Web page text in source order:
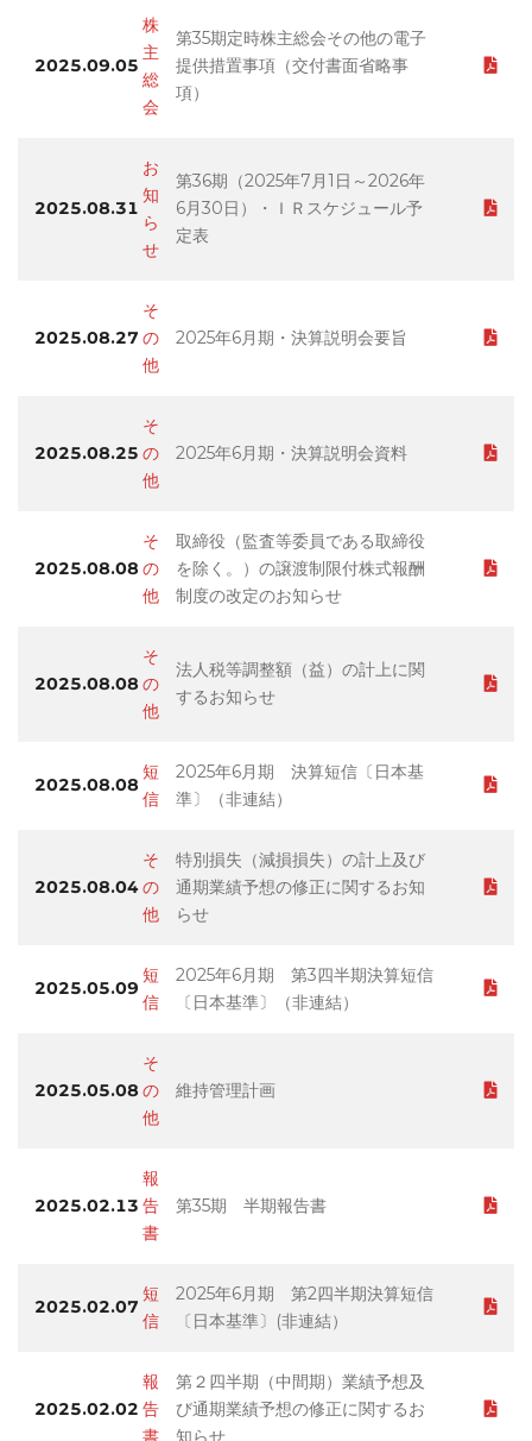
2025.09.05
株
主
総
会
第35期定時株主総会その他の電子
提供措置事項（交付書面省略事
項）
2025.08.31
お
知
ら
せ
第36期（2025年7月1日～2026年
6月30日）・ＩＲスケジュール予
定表
2025.08.27
そ
の
他
2025年6月期・決算説明会要旨
2025.08.25
そ
の
他
2025年6月期・決算説明会資料
2025.08.08
そ
の
他
取締役（監査等委員である取締役
を除く。）の譲渡制限付株式報酬
制度の改定のお知らせ
2025.08.08
そ
の
他
法人税等調整額（益）の計上に関
するお知らせ
2025.08.08
短
信
2025年6月期 決算短信〔日本基
準〕（非連結）
2025.08.04
そ
の
他
特別損失（減損損失）の計上及び
通期業績予想の修正に関するお知
らせ
2025.05.09
短
信
2025年6月期 第3四半期決算短信
〔日本基準〕（非連結）
2025.05.08
そ
の
他
維持管理計画
2025.02.13
報
告
書
第35期 半期報告書
2025.02.07
短
信
2025年6月期 第2四半期決算短信
〔日本基準〕(非連結）
2025.02.02
報
告
書
第２四半期（中間期）業績予想及
び通期業績予想の修正に関するお
知らせ